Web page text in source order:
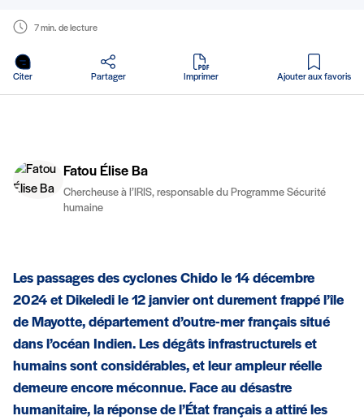
7 min. de lecture
Citer Partager Imprimer
en PDF
Ajouter aux favoris
Fatou Élise Ba
Chercheuse à l’IRIS, responsable du Programme Sécurité
humaine
Les passages des cyclones Chido le 14 décembre
2024 et Dikeledi le 12 janvier ont durement frappé l’île
de Mayotte, département d’outre-mer français situé
dans l’océan Indien. Les dégâts infrastructurels et
humains sont considérables, et leur ampleur réelle
demeure encore méconnue. Face au désastre
humanitaire, la réponse de l’État français a attiré les